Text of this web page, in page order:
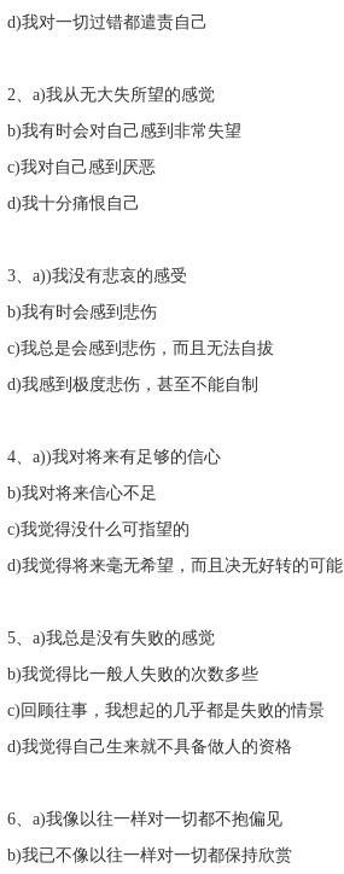
d)我对一切过错都遣责自己
2、a)我从无大失所望的感觉
b)我有时会对自己感到非常失望
c)我对自己感到厌恶
d)我十分痛恨自己
3、a))我没有悲哀的感受
b)我有时会感到悲伤
c)我总是会感到悲伤，而且无法自拔
d)我感到极度悲伤，甚至不能自制
4、a))我对将来有足够的信心
b)我对将来信心不足
c)我觉得没什么可指望的
d)我觉得将来毫无希望，而且决无好转的可能
5、a)我总是没有失败的感觉
b)我觉得比一般人失败的次数多些
c)回顾往事，我想起的几乎都是失败的情景
d)我觉得自己生来就不具备做人的资格
6、a)我像以往一样对一切都不抱偏见
b)我已不像以往一样对一切都保持欣赏